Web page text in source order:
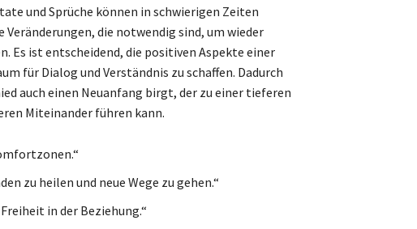
und Sprüche können in schwierigen Zeiten
die notwendig sind, um wieder
Es ist entscheidend, die positiven Aspekte einer
für Dialog und Verständnis zu schaffen. Dadurch
auch einen Neuanfang birgt, der zu einer tieferen
Miteinander führen kann.
zu heilen und neue Wege zu gehen.“
in der Beziehung.“